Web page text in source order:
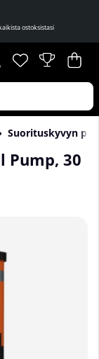
ostoksistasi
Toivelista
Lukumäärä
. .
Suorituskyvyn
30
30 pack